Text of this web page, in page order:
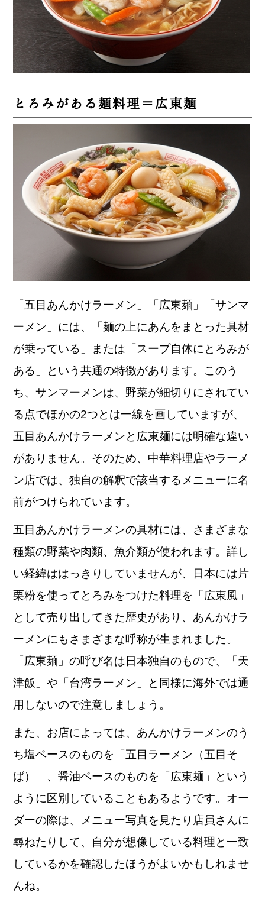
とろみがある麺料理＝広東麺
「五目あんかけラーメン」「広東麺」「サンマ
ーメン」には、「麺の上にあんをまとった具材
が乗っている」または「スープ自体にとろみが
ある」という共通の特徴があります。このう
ち、サンマーメンは、野菜が細切りにされてい
る点でほかの2つとは一線を画していますが、
五目あんかけラーメンと広東麺には明確な違い
がありません。そのため、中華料理店やラーメ
ン店では、独自の解釈で該当するメニューに名
前がつけられています。
五目あんかけラーメンの具材には、さまざまな
種類の野菜や肉類、魚介類が使われます。詳し
い経緯ははっきりしていませんが、日本には片
栗粉を使ってとろみをつけた料理を「広東風」
として売り出してきた歴史があり、あんかけラ
ーメンにもさまざまな呼称が生まれました。
「広東麺」の呼び名は日本独自のもので、「天
津飯」や「台湾ラーメン」と同様に海外では通
用しないので注意しましょう。
また、お店によっては、あんかけラーメンのう
ち塩ベースのものを「五目ラーメン（五目そ
ば）」、醤油ベースのものを「広東麺」という
ように区別していることもあるようです。オー
ダーの際は、メニュー写真を見たり店員さんに
尋ねたりして、自分が想像している料理と一致
しているかを確認したほうがよいかもしれませ
んね。